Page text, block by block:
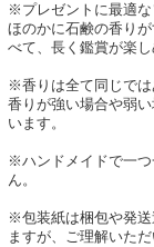
※プレゼントに最適な
ほのかに石鹸の香り
べて、長く鑑賞が楽し
※香りは全て同じでは
香りが強い場合や弱
います。
※ハンドメイドで一
ん。
※包装紙は梱包や発
ますが、ご理解いた